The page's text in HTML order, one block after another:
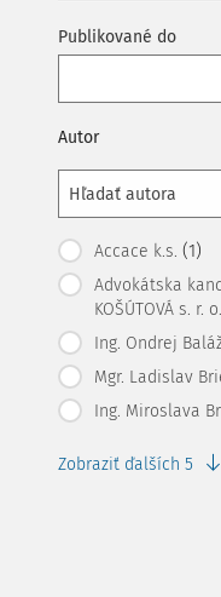
Publikované do
Autor
Accace k.s. (1)
Advokátska
KOŠÚTOVÁ s. r. o.
Ing. Ondrej
Mgr. Ladislav
Ing. Miroslava
Zobraziť ďalších 5